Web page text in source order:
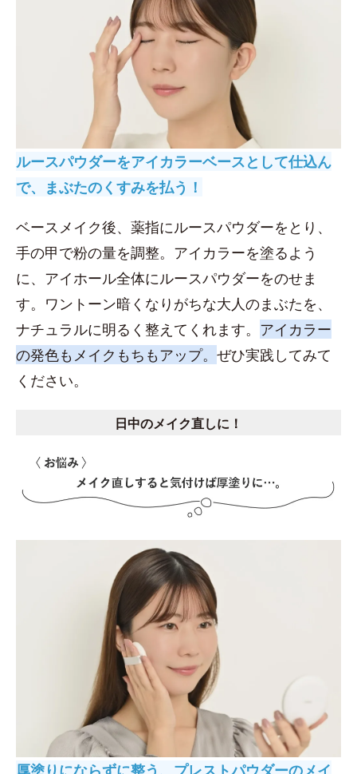
ルースパウダーをアイカラーベースとして仕込ん
で、まぶたのくすみを払う！
ベースメイク後、薬指にルースパウダーをとり、
手の甲で粉の量を調整。アイカラーを塗るよう
に、アイホール全体にルースパウダーをのせま
す。ワントーン暗くなりがちな大人のまぶたを、
ナチュラルに明るく整えてくれます。 アイカラー
の発色もメイクもちもアップ。 ぜひ実践してみて
ください。
日中のメイク直しに！
厚塗りにならずに整う、プレストパウダーのメイ